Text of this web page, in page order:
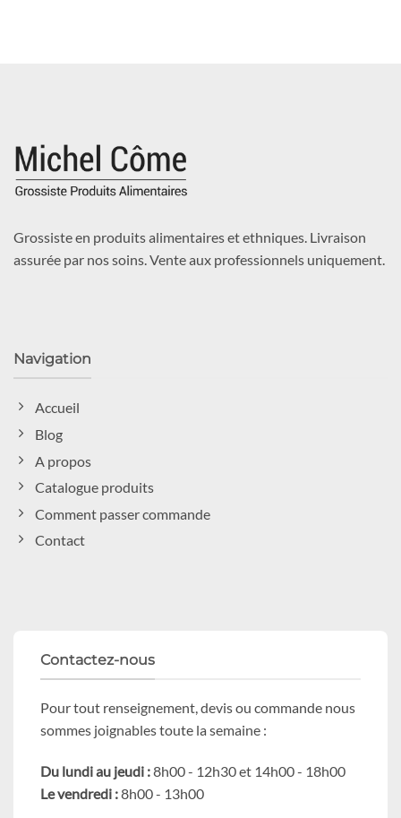
Grossiste en produits alimentaires et ethniques. Livraison
assurée par nos soins. Vente aux professionnels uniquement.
Navigation
Accueil
Blog
A propos
Catalogue produits
Comment passer commande
Contact
Contactez-nous
Pour tout renseignement, devis ou commande nous
sommes joignables toute la semaine :
Du lundi au jeudi :8h00 - 12h30 et 14h00 - 18h00
Le vendredi :8h00 - 13h00